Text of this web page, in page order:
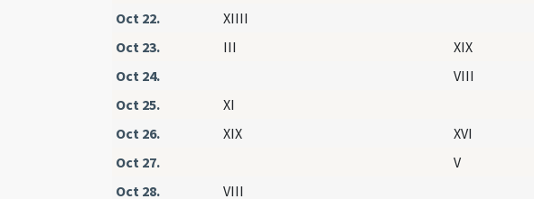
Oct 22.
XIIII
Oct 23.
III XIX
Oct 24.
VIII
Oct 25.
XI
Oct 26.
XIX XVI
Oct 27.
V
Oct 28.
VIII